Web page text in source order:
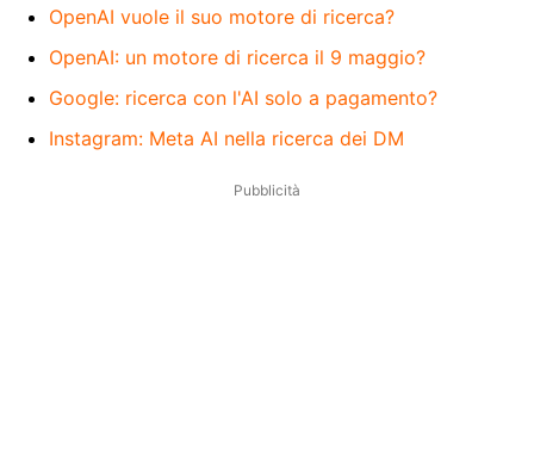
OpenAI vuole il suo motore di ricerca?
OpenAI: un motore di ricerca il 9 maggio?
Google: ricerca con l'AI solo a pagamento?
Instagram: Meta AI nella ricerca dei DM
Pubblicità